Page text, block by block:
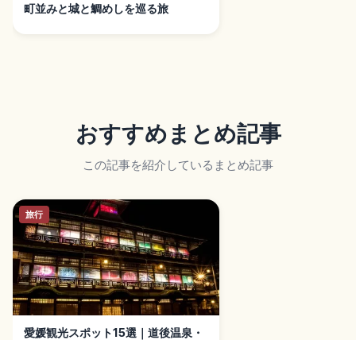
町並みと城と鯛めしを巡る旅
おすすめまとめ記事
この記事を紹介しているまとめ記事
旅行
愛媛観光スポット15選｜道後温泉・